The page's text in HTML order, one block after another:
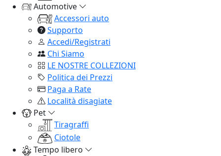
Automotive
Accessori auto
Supporto
Accedi/Registrati
Chi Siamo
LE NOSTRE COLLEZIONI
Politica dei Prezzi
Paga a Rate
Località disagiate
Pet
Tiragraffi
Ciotole
Tempo libero